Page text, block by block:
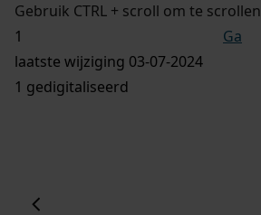
Gebruik CTRL + scroll om te scrollen
Ga
laatste wijziging 03-07-2024
1 gedigitaliseerd